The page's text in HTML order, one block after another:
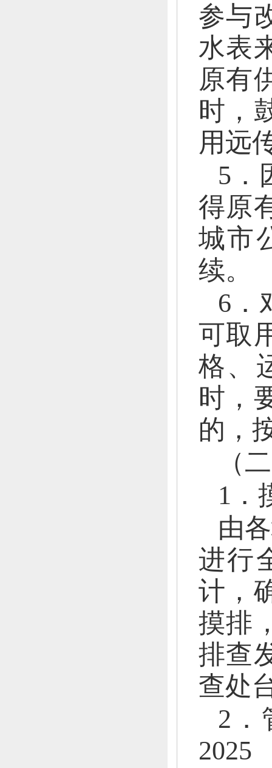
参与
水表
原有
时，
用远
5．
得原
城市
续。
6．
可取
格、
时，
的，
（
1．
由各
进行
计 ，
摸排
排查
查处
2．
2025